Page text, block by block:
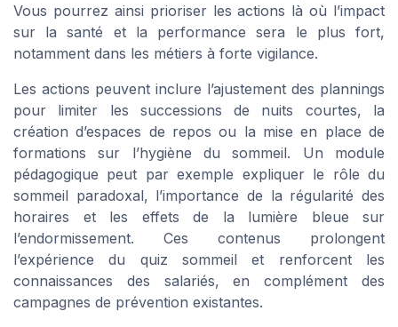
Vous pourrez ainsi prioriser les actions là où l’impact
sur la santé et la performance sera le plus fort,
notamment dans les métiers à forte vigilance.
Les actions peuvent inclure l’ajustement des plannings
pour limiter les successions de nuits courtes, la
création d’espaces de repos ou la mise en place de
formations sur l’hygiène du sommeil. Un module
pédagogique peut par exemple expliquer le rôle du
sommeil paradoxal, l’importance de la régularité des
horaires et les effets de la lumière bleue sur
l’endormissement. Ces contenus prolongent
l’expérience du quiz sommeil et renforcent les
connaissances des salariés, en complément des
campagnes de prévention existantes.